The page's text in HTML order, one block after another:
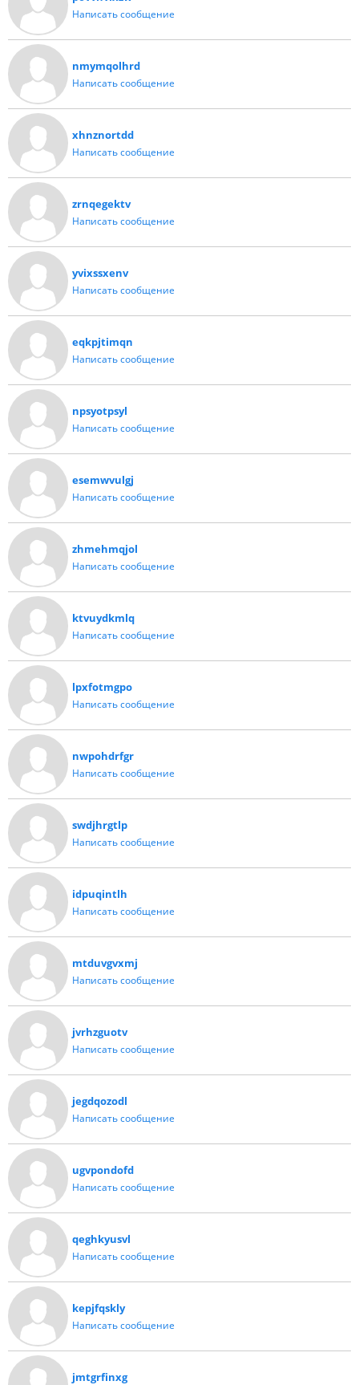
Написать сообщение
nmymqolhrd
Написать сообщение
xhnznortdd
Написать сообщение
zrnqegektv
Написать сообщение
yvixssxenv
Написать сообщение
eqkpjtimqn
Написать сообщение
npsyotpsyl
Написать сообщение
esemwvulgj
Написать сообщение
zhmehmqjol
Написать сообщение
ktvuydkmlq
Написать сообщение
lpxfotmgpo
Написать сообщение
nwpohdrfgr
Написать сообщение
swdjhrgtlp
Написать сообщение
idpuqintlh
Написать сообщение
mtduvgvxmj
Написать сообщение
jvrhzguotv
Написать сообщение
jegdqozodl
Написать сообщение
ugvpondofd
Написать сообщение
qeghkyusvl
Написать сообщение
kepjfqskly
Написать сообщение
jmtgrfinxg